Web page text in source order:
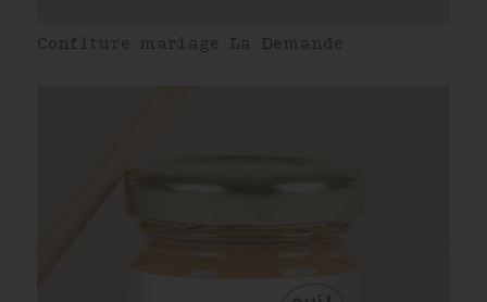
Confiture mariage La Demande